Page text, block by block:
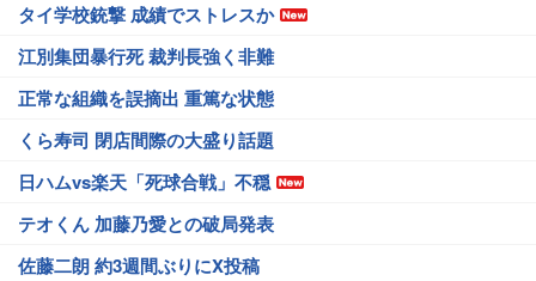
タイ学校銃撃 成績でストレスか
江別集団暴行死 裁判長強く非難
正常な組織を誤摘出 重篤な状態
くら寿司 閉店間際の大盛り話題
日ハムvs楽天「死球合戦」不穏
テオくん 加藤乃愛との破局発表
佐藤二朗 約3週間ぶりにX投稿